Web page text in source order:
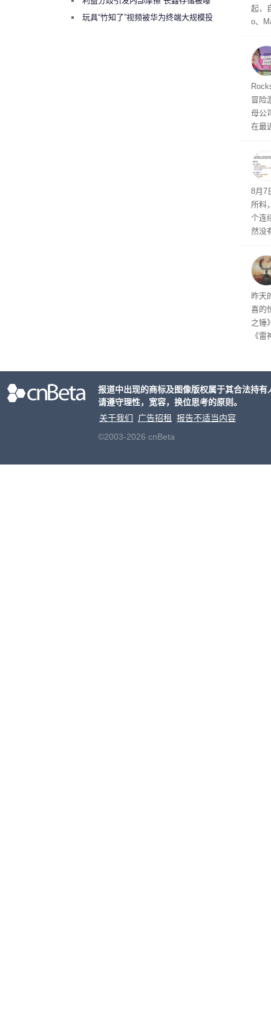
起，
o、
和
命令
起
防御
气将
发效
期
冒险
母公
在最
ss
悄
8月7
所料
个连
然没
有
着——
线
昨天
喜的
之锤
《
曾将华为驻场工程师驱逐出研发基地
玩具“竹知了”视频被华为终端大规模投
报道中出现的商标及图像版权属于其合法持
请遵守理性，宽容，换位思考的原则。
关于我们
广告招租
报告不适当内容
©2003-2026 cnBeta